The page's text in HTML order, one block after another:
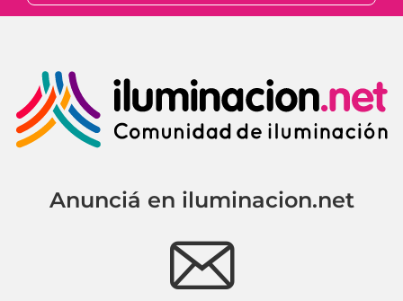
Anunciá en iluminacion.net
e